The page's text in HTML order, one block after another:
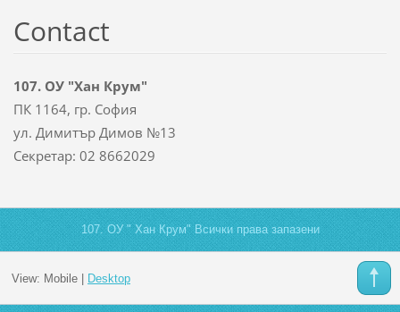
Contact
107. ОУ "Хан Крум"
ПК 1164, гр. София
ул. Димитър Димов №13
Секретар: 02 8662029
107. ОУ " Хан Крум" Всички права запазени
View: Mobile| Desktop